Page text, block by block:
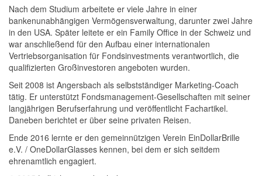
Nach dem Studium arbeitete er viele Jahre in einer
bankenunabhängigen Vermögensverwaltung, darunter zwei Jahre
in den USA. Später leitete er ein Family Office in der Schweiz und
war anschließend für den Aufbau einer internationalen
Vertriebsorganisation für Fondsinvestments verantwortlich, die
qualifizierten Großinvestoren angeboten wurden.
Seit 2008 ist Angersbach als selbstständiger Marketing-Coach
tätig. Er unterstützt Fondsmanagement-Gesellschaften mit seiner
langjährigen Berufserfahrung und veröffentlicht Fachartikel.
Daneben berichtet er über seine privaten Reisen.
Ende 2016 lernte er den gemeinnützigen Verein EinDollarBrille
e.V. / OneDollarGlasses kennen, bei dem er sich seitdem
ehrenamtlich engagiert.